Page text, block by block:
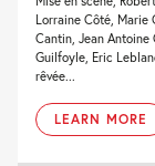
Lorraine Côté, Marie
Cantin, Jean Antoine
Guilfoyle, Eric
rêvée...
LEARN MORE